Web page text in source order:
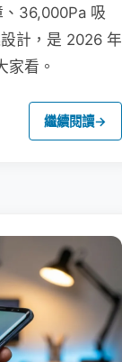
36,000Pa 吸
計，是 2026 年
家看。
繼續閱讀→